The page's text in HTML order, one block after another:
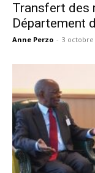
Transfert des
Département
Anne Perzo - 3 octobre